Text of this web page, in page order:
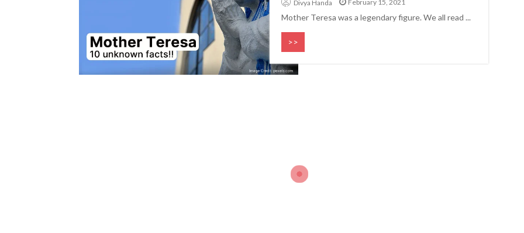
Divya Handa February 15, 2021
Mother Teresa was a legendary figure. We all read ...
>>
BIOGRAPHY & QUOTES
Dr. APJ Abdul Kalam
Gandhi that the world needs
even today